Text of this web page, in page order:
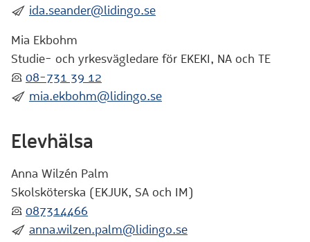
:skicka: ida.seander@lidingo.se
Mia Ekbohm
Studie- och yrkesvägledare för EKEKI, NA och TE
:telefon: 08-731 39 12
:skicka: mia.ekbohm@lidingo.se
Elevhälsa
Anna Wilzén Palm
Skolsköterska (EKJUK, SA och IM)
:telefon: 087314466
:skicka: anna.wilzen.palm@lidingo.se